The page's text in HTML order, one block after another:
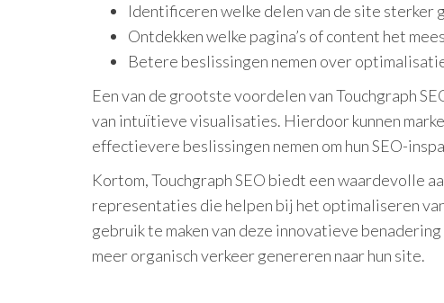
Identificeren welke delen van de site sterker
Ontdekken welke pagina’s of content het
Betere beslissingen nemen over
Een van de grootste voordelen van Touchgraph
van intuïtieve visualisaties. Hierdoor kunnen
effectievere beslissingen nemen om hun SEO-
Kortom, Touchgraph SEO biedt een waardevolle
representaties die helpen bij het optimaliseren
gebruik te maken van deze innovatieve
meer organisch verkeer genereren naar hun site.